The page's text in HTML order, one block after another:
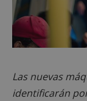
Las nuevas
identificarán